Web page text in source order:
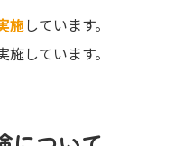
施しています。
しています。